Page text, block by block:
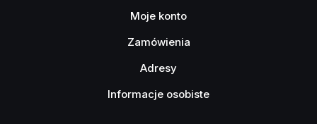
Moje konto
Zamówienia
Adresy
Informacje osobiste